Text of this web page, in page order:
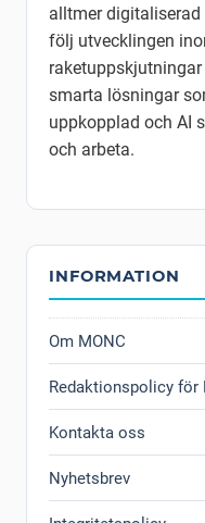
alltmer digitaliserad
följ utvecklingen
smarta lösningar
uppkopplad och AI
och arbeta.
INFORMATION
Om MONC
Redaktionspolicy för
Kontakta oss
Nyhetsbrev